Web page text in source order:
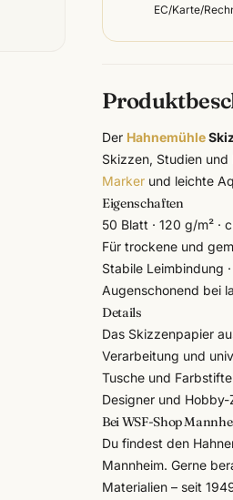
EC/Karte/
Der Hahnemühle
Skizzen, Studien
Marker und leichte
Eigenschaften
50 Blatt · 120 g/m² ·
Für trockene und
Stabile Leimbindung
Augenschonend bei
Details
Das Skizzenpapier
Verarbeitung und
Tusche und
Designer und
Bei WSF-Shop
Du findest den
Mannheim. Gerne
Materialien – seit